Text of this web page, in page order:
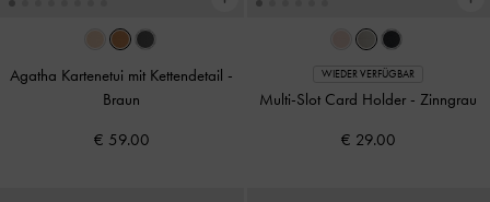
Agatha Kartenetui mit Kettendetail -
Braun
€ 59.00
WIEDER VERFÜGBAR
Multi-Slot Card Holder -Zinngrau
€ 29.00